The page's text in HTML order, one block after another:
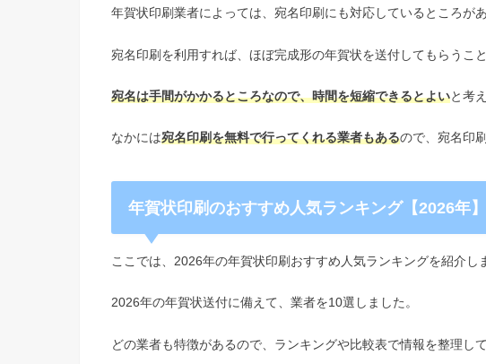
年賀状印刷業者によっては、宛名印刷にも対応しているところがあ
宛名印刷を利用すれば、ほぼ完成形の年賀状を送付してもらうこと
宛名は手間がかかるところなので、時間を短縮できるとよいと考
なかには宛名印刷を無料で行ってくれる業者もあるので、宛名印
年賀状印刷のおすすめ人気ランキング【2026年】
ここでは、2026年の年賀状印刷おすすめ人気ランキングを紹介し
2026年の年賀状送付に備えて、業者を10選しました。
どの業者も特徴があるので、ランキングや比較表で情報を整理して